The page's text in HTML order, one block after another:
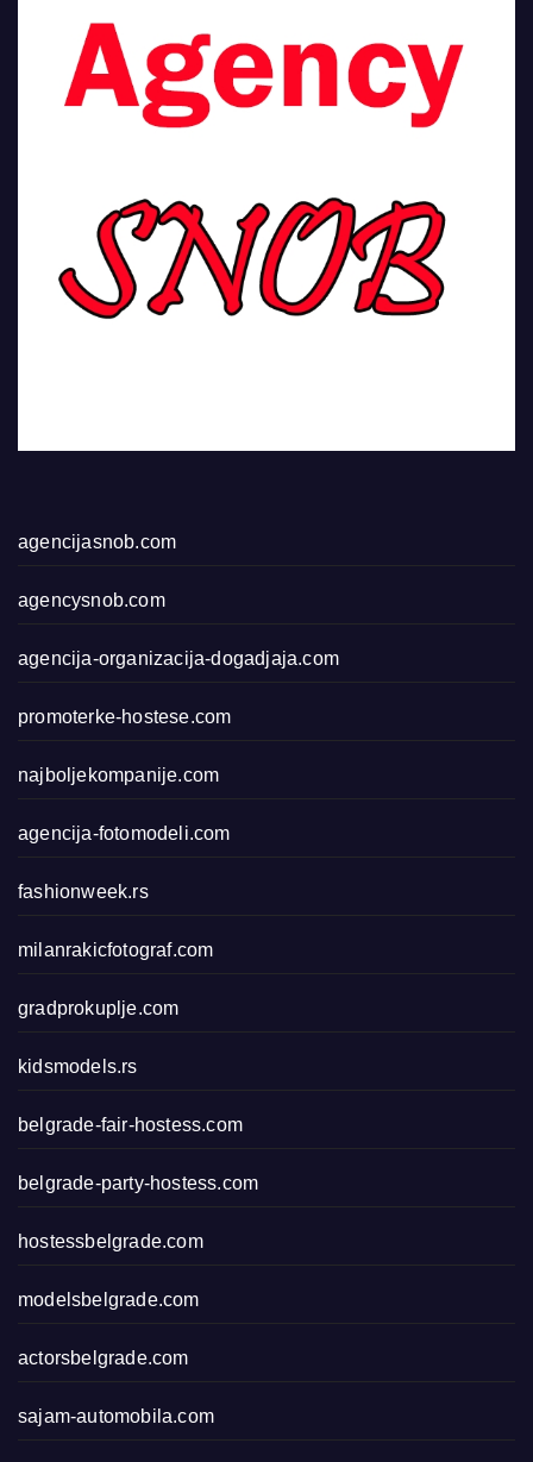
agencijasnob.com
agencysnob.com
agencija-organizacija-dogadjaja.com
promoterke-hostese.com
najboljekompanije.com
agencija-fotomodeli.com
fashionweek.rs
milanrakicfotograf.com
gradprokuplje.com
kidsmodels.rs
belgrade-fair-hostess.com
belgrade-party-hostess.com
hostessbelgrade.com
modelsbelgrade.com
actorsbelgrade.com
sajam-automobila.com